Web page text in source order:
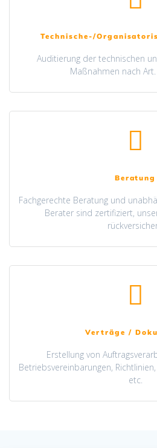
Technische-/
Auditierung der technischen
Maßnahmen nach Art.
Beratung
Fachgerechte Beratung und
Berater sind zertifiziert,
Verträge /
Erstellung von
Betriebsvereinbarungen,
etc.